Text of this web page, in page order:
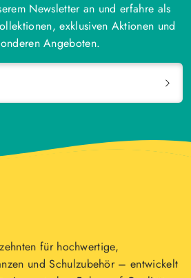
Newsletter an und erfahre als
exklusiven Aktionen und
Angeboten.
für hochwertige,
und Schulzubehör – entwickelt